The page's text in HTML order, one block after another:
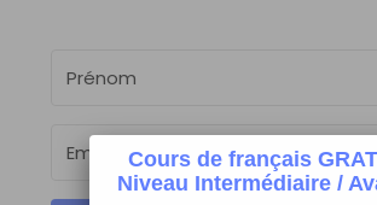
Cours de français
Niveau Intermédiaire /